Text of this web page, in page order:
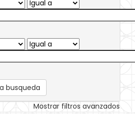
busqueda
Mostrar filtros avanzados